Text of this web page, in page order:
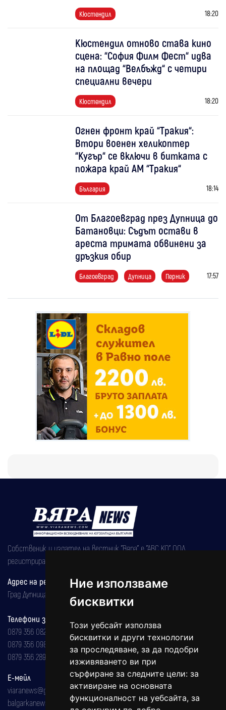
Ние използваме
бисквитки
Този уебсайт използва
бисквитки и други технологии
за проследяване, за да подобри
изживяването ви при
сърфиране за следните цели: за
активиране на основната
функционалност на уебсайта, за
Кюстендил 18:20
Кюстендил отново става кино
сцена: “София Филм Фест“ идва
на площад “Велбъжд“ с четири
специални вечери
Кюстендил 18:20
Огнен фронт край “Тракия“:
Втори военен хеликоптер
“Кугър“ се включи в битката с
пожара край АМ “Тракия“
България 18:14
От Благоевград през Дупница до
Батановци: Съдът остави в
ареста тримата обвинени за
дръзкия обир
Благоевград Дупница Перник 17:57
Собственик и издател на вестник "Вяра" е "АВС КО" ООД,
регистрирана на 08.05.2002 година.
Адрес на редакцията
Град Дупница, ул.''Христо Ботев" 43
Телефони за реклама и абонаменти
0879 356 082
0879 356 098
0879 356 289
Е-мейл
viaranews@gmail.com
balgarkanews@gmail.com